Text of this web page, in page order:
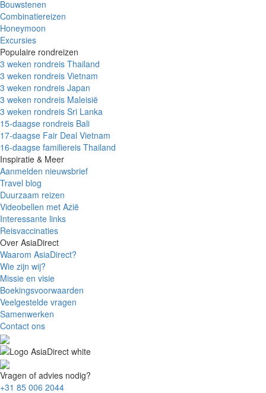
Bouwstenen
Combinatiereizen
Honeymoon
Excursies
Populaire rondreizen
3 weken rondreis Thailand
3 weken rondreis Vietnam
3 weken rondreis Japan
3 weken rondreis Maleisië
3 weken rondreis Sri Lanka
15-daagse rondreis Bali
17-daagse Fair Deal Vietnam
16-daagse familiereis Thailand
Inspiratie & Meer
Aanmelden nieuwsbrief
Travel blog
Duurzaam reizen
Videobellen met Azië
Interessante links
Reisvaccinaties
Over AsiaDirect
Waarom AsiaDirect?
Wie zijn wij?
Missie en visie
Boekingsvoorwaarden
Veelgestelde vragen
Samenwerken
Contact ons
Vragen of advies nodig?
+31 85 006 2044